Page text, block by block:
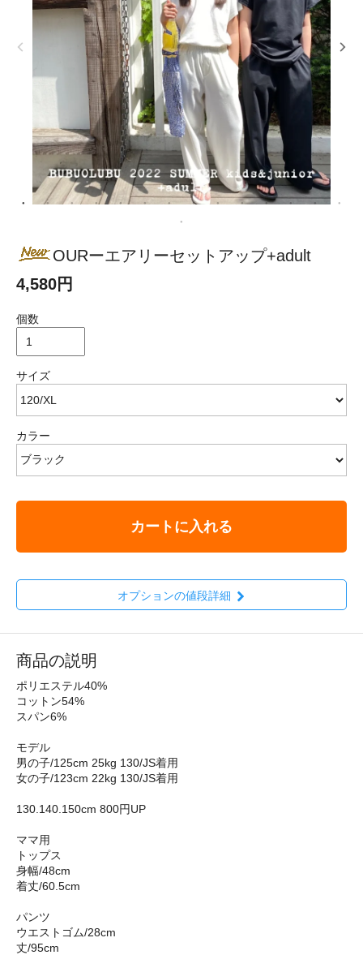
OURーエアリーセットアップ+adult
4,580円
個数
サイズ
カラー
カートに入れる
オプションの値段詳細
商品の説明
ポリエステル40%
コットン54%
スパン6%
モデル
男の子/125cm 25kg 130/JS着用
女の子/123cm 22kg 130/JS着用
130.140.150cm 800円UP
ママ用
トップス
身幅/48cm
着丈/60.5cm
パンツ
ウエストゴム/28cm
丈/95cm